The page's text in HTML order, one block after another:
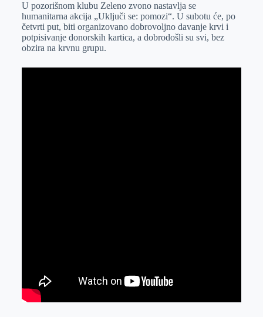
e
r
I
n
s
A
p
a
i
l
U pozorišnom klubu Zeleno zvono nastavlja se
humanitarna akcija „Uključi se: pomozi“. U subotu će, po
četvrti put, biti organizovano dobrovoljno davanje krvi i
potpisivanje donorskih kartica, a dobrodošli su svi, bez
obzira na krvnu grupu.